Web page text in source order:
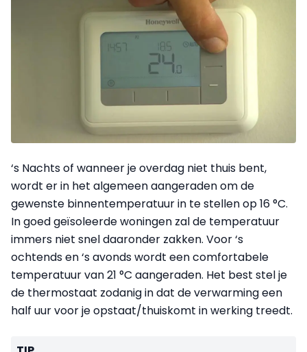
‘s Nachts of wanneer je overdag niet thuis bent,
wordt er in het algemeen aangeraden om de
gewenste binnentemperatuur in te stellen op 16 °C.
In goed geïsoleerde woningen zal de temperatuur
immers niet snel daaronder zakken. Voor ‘s
ochtends en ‘s avonds wordt een comfortabele
temperatuur van 21 °C aangeraden. Het best stel je
de thermostaat zodanig in dat de verwarming een
half uur voor je opstaat/thuiskomt in werking treedt.